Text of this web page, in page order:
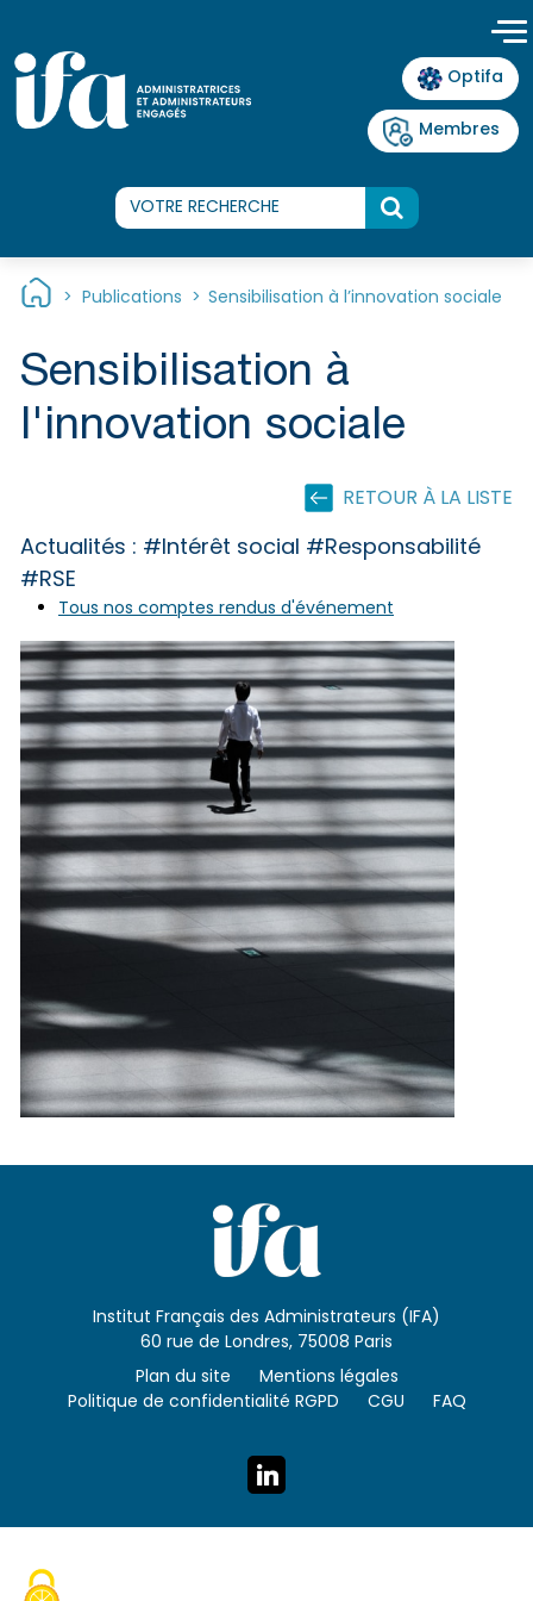
Optifa
Membres
> Publications > Sensibilisation à l’innovation sociale
Sensibilisation à
l'innovation sociale
RETOUR À LA LISTE
Actualités : #Intérêt social #Responsabilité
#RSE
Tous nos comptes rendus d'événement
Institut Français des Administrateurs (IFA)
60 rue de Londres, 75008 Paris
Plan du site
Mentions légales
Politique de confidentialité RGPD
CGU FAQ